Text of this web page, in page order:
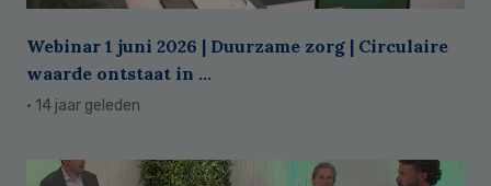
Webinar 1 juni 2026 | Duurzame zorg | Circulaire
waarde ontstaat in ...
· 14 jaar geleden